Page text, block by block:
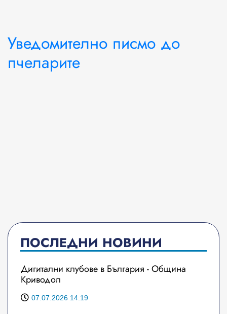
Уведомително писмо до
пчеларите
ПОСЛЕДНИ НОВИНИ
Дигитални клубове в България - Община
Криводол
07.07.2026 14:19